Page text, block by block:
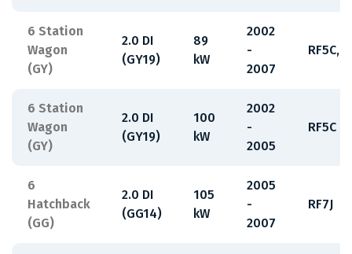
6 Station
Wagon
(GY)
2.0 DI
(GY19)
89
kW
2002
-
2007
6 Station
Wagon
(GY)
2.0 DI
(GY19)
100
kW
2002
-
2005
RF5C
6
Hatchback
(GG)
2.0 DI
(GG14)
105
kW
2005
-
2007
RF7J